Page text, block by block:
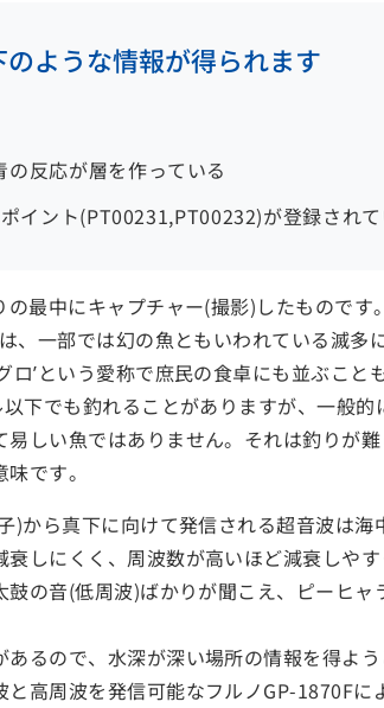
ような情報が得られます
反応が層を作っている
イント(PT00231,PT00232)が登録され
最中にキャプチャー(撮影)したものです。
、一部では幻の魚ともいわれている滅
’という愛称で庶民の食卓にも並ぶこと
下でも釣れることがありますが、一般
しい魚ではありません。それは釣りが
です。
)から真下に向けて発信される超音波は
しにくく、周波数が高いほど減衰しや
の音(低周波)ばかりが聞こえ、ピーヒ
るので、水深が深い場所の情報を得よ
高周波を発信可能なフルノGP-1870F